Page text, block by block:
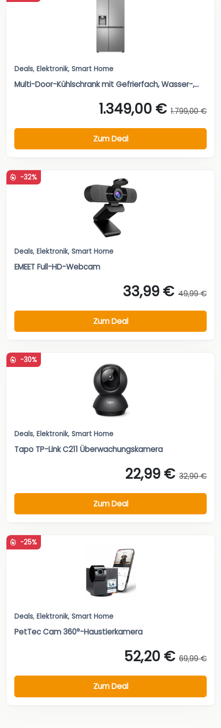
Deals, Elektronik, Smart Home
Multi-Door-Kühlschrank mit Gefrierfach, Wasser-,...
1.349,00 € 1.799,00 €
Zum Deal
-32%
Deals, Elektronik, Smart Home
EMEET Full-HD-Webcam
33,99 € 49,99 €
Zum Deal
-30%
Deals, Elektronik, Smart Home
Tapo TP-Link C211 Überwachungskamera
22,99 € 32,90 €
Zum Deal
-25%
Deals, Elektronik, Smart Home
PetTec Cam 360°-Haustierkamera
52,20 € 69,99 €
Zum Deal